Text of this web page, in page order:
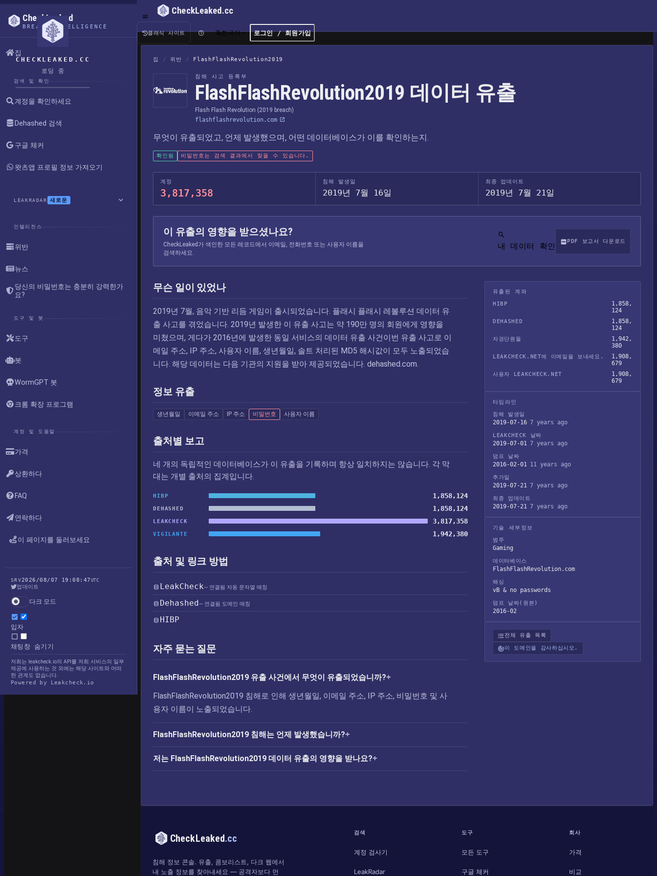
CHECKLEAKED.CC
로딩 중
CheckLeaked
BREACH INTELLIGENCE
집
검색 및 확인
계정을 확인하세요
Dehashed 검색
구글 체커
왓츠앱 프로필 정보 가져오기
LEAKRADAR 새로운
인텔리전스
위반
뉴스
당신의 비밀번호는 충분히 강력한가
요?
도구 및 봇
도구
봇
WormGPT 봇
크롬 확장 프로그램
계정 및 도움말
가격
상환하다
FAQ
연락하다
이 페이지를 둘러보세요
SRV2026/08/07 19:08:47UTC
업데이트
다크 모드
입자
채팅창 숨기기
저희는 leakcheck.io의 API를 저희 서비스의 일부
제공에 사용하는 것 외에는 해당 사이트와 어떠
한 관계도 없습니다.
Powered by Leakcheck.io
CheckLeaked.cc
클래식 사이트 한국어 로그인 / 회원가입
집 / 위반 / FlashFlashRevolution2019
침해 사고 등록부
FlashFlashRevolution2019 데이터 유출
Flash Flash Revolution (2019 breach)
flashflashrevolution.com
무엇이 유출되었고, 언제 발생했으며, 어떤 데이터베이스가 이를 확인하는지.
확인됨 비밀번호는 검색 결과에서 찾을 수 있습니다.
계정
3,817,358
침해 발생일
2019년 7월 16일
최종 업데이트
2019년 7월 21일
이 유출의 영향을 받으셨나요?
CheckLeaked가 색인한 모든 레코드에서 이메일, 전화번호 또는 사용자 이름을
검색하세요.
내 데이터 확인
PDF 보고서 다운로드
무슨 일이 있었나
2019년 7월, 음악 기반 리듬 게임이 출시되었습니다. 플래시 플래시 레볼루션 데이터 유
출 사고를 겪었습니다. 2019년 발생한 이 유출 사고는 약 190만 명의 회원에게 영향을
미쳤으며, 게다가 2016년에 발생한 동일 서비스의 데이터 유출 사건이번 유출 사고로 이
메일 주소, IP 주소, 사용자 이름, 생년월일, 솔트 처리된 MD5 해시값이 모두 노출되었습
니다. 해당 데이터는 다음 기관의 지원을 받아 제공되었습니다. dehashed.com.
정보 유출
생년월일 이메일 주소 IP 주소 비밀번호 사용자 이름
출처별 보고
네 개의 독립적인 데이터베이스가 이 유출을 기록하며 항상 일치하지는 않습니다. 각 막
대는 개별 출처의 집계입니다.
HIBP 1,858,124
DEHASHED 1,858,124
LEAKCHECK 3,817,358
VIGILANTE 1,942,380
출처 및 링크 방법
LeakCheck— 연결됨 자동 문자열 매칭
Dehashed— 연결됨 도메인 매칭
HIBP
자주 묻는 질문
FlashFlashRevolution2019 유출 사건에서 무엇이 유출되었습니까?
FlashFlashRevolution2019 침해로 인해 생년월일, 이메일 주소, IP 주소, 비밀번호 및 사
용자 이름이 노출되었습니다.
FlashFlashRevolution2019 침해는 언제 발생했습니까?
저는 FlashFlashRevolution2019 데이터 유출의 영향을 받나요?
유출된 계좌
HIBP
1,858,
124
DEHASHED
1,858,
124
자경단원들
1,942,
380
LEAKCHECK.NET에 이메일을 보내세요.
1,908,
679
사용자 LEAKCHECK.NET
1,908,
679
타임라인
침해 발생일
2019-07-16 7 years ago
LEAKCHECK 날짜
2019-07-01 7 years ago
덤프 날짜
2016-02-01 11 years ago
추가일
2019-07-21 7 years ago
최종 업데이트
2019-07-21 7 years ago
기술 세부정보
범주
Gaming
데이터베이스
FlashFlashRevolution.com
해싱
vB & no passwords
덤프 날짜(원본)
2016-02
전체 유출 목록
이 도메인을 감사하십시오.
CheckLeaked.cc
침해 정보 콘솔. 유출, 콤보리스트, 다크 웹에서
내 노출 정보를 찾아내세요 — 공격자보다 먼
검색
계정 검사기
LeakRadar
도구
모든 도구
구글 체커
회사
가격
비교